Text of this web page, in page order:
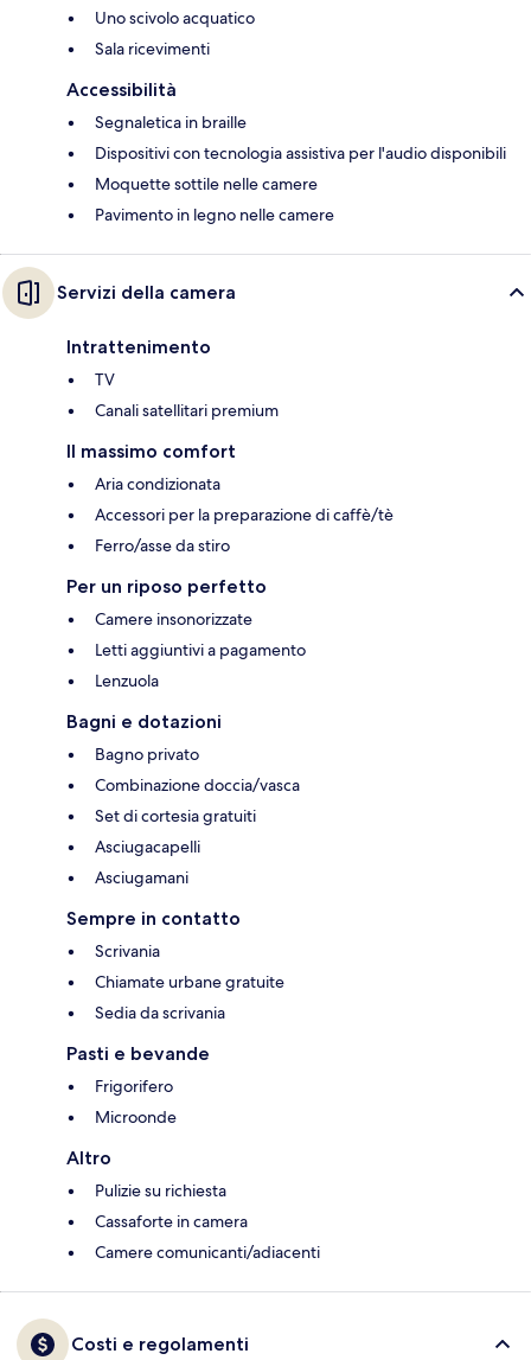
Uno scivolo acquatico
Sala ricevimenti
Accessibilità
Segnaletica in braille
Dispositivi con tecnologia assistiva per l'audio disponibili
Moquette sottile nelle camere
Pavimento in legno nelle camere
Servizi della camera
Intrattenimento
TV
Canali satellitari premium
Il massimo comfort
Aria condizionata
Accessori per la preparazione di caffè/tè
Ferro/asse da stiro
Per un riposo perfetto
Camere insonorizzate
Letti aggiuntivi a pagamento
Lenzuola
Bagni e dotazioni
Bagno privato
Combinazione doccia/vasca
Set di cortesia gratuiti
Asciugacapelli
Asciugamani
Sempre in contatto
Scrivania
Chiamate urbane gratuite
Sedia da scrivania
Pasti e bevande
Frigorifero
Microonde
Altro
Pulizie su richiesta
Cassaforte in camera
Camere comunicanti/adiacenti
Costi e regolamenti